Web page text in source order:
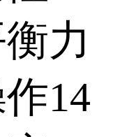
力
14